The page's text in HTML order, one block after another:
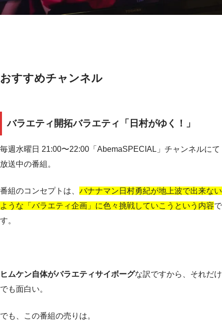
おすすめチャンネル
バラエティ開拓バラエティ「日村がゆく！」
毎週水曜日 21:00〜22:00「AbemaSPECIAL」チャンネルにて
放送中の番組。
番組のコンセプトは、 バナナマン日村勇紀が地上波で出来ない
ような「バラエティ企画」に色々挑戦していこうという内容で
す。
ヒムケン自体がバラエティサイボーグな訳ですから、それだけ
でも面白い。
でも、この番組の売りは。